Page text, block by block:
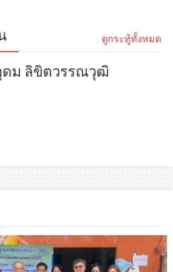
ดูกระทู้ทั้งหมด
ดม ลิขิตวรรณวุฒิ